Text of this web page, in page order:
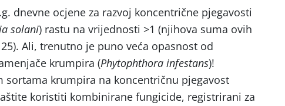
dnevne ocjene za razvoj koncentrične pjegavosti
solani) rastu na vrijednosti >1 (njihova suma ovih
Ali, trenutno je puno veća opasnost od
krumpira (Phytophthora infestans)!
sortama krumpira na koncentričnu pjegavost
koristiti kombinirane fungicide, registrirani za